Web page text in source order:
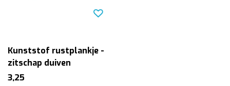
Kunststof rustplankje -
zitschap duiven
3,25